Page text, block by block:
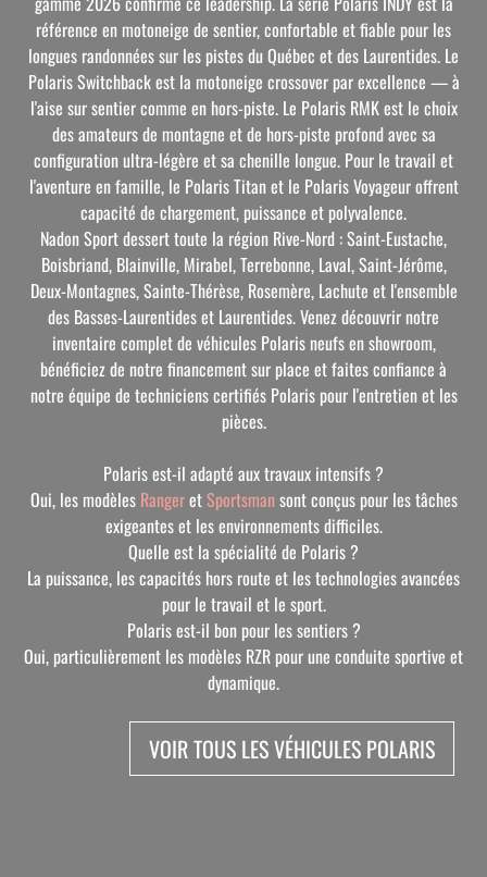
référence en motoneige de sentier, confortable et fiable pour les
longues randonnées sur les pistes du Québec et des Laurentides. Le
Polaris Switchback est la motoneige crossover par excellence — à
l'aise sur sentier comme en hors-piste. Le Polaris RMK est le choix
des amateurs de montagne et de hors-piste profond avec sa
configuration ultra-légère et sa chenille longue. Pour le travail et
l'aventure en famille, le Polaris Titan et le Polaris Voyageur offrent
capacité de chargement, puissance et polyvalence.
Nadon Sport dessert toute la région Rive-Nord : Saint-Eustache,
Boisbriand, Blainville, Mirabel, Terrebonne, Laval, Saint-Jérôme,
Deux-Montagnes, Sainte-Thérèse, Rosemère, Lachute et l'ensemble
des Basses-Laurentides et Laurentides. Venez découvrir notre
inventaire complet de véhicules Polaris neufs en showroom,
bénéficiez de notre financement sur place et faites confiance à
notre équipe de techniciens certifiés Polaris pour l'entretien et les
pièces.
Polaris est-il adapté aux travaux intensifs ?
Oui, les modèles RangeretSportsmansont conçus pour les tâches
exigeantes et les environnements difficiles.
Quelle est la spécialité de Polaris ?
La puissance, les capacités hors route et les technologies avancées
pour le travail et le sport.
Polaris est-il bon pour les sentiers ?
Oui, particulièrement les modèles RZR pour une conduite sportive et
dynamique.
VOIR TOUS LES VÉHICULES POLARIS